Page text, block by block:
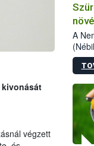
végzett
A
Az